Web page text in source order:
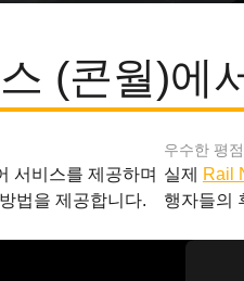
(콘월)에
서비스를 제공하며
법을 제공합니다.
우수한 평점
실제 Rail
행자들의